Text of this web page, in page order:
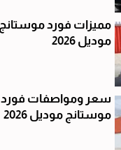
مميزات فورد موستانج
موديل 2026
سعر ومواصفات فورد
موستانج موديل 2026